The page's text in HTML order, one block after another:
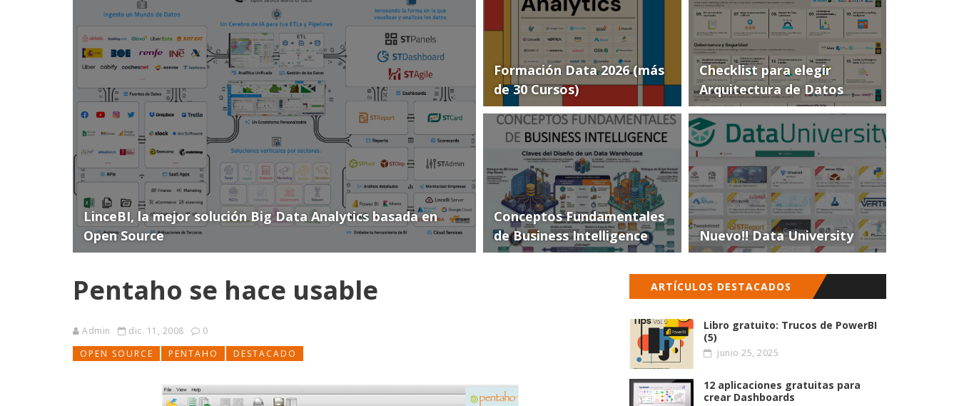
LinceBI, la mejor solución Big Data Analytics basada en
Open Source
Formación Data 2026 (más
de 30 Cursos)
Checklist para elegir
Arquitectura de Datos
Conceptos Fundamentales
de Business Intelligence
Nuevo!! Data University
Pentaho se hace usable
Admin dic. 11, 2008
0
OPEN SOURCE
PENTAHO DESTACADO
ARTÍCULOS DESTACADOS
Libro gratuito: Trucos de PowerBI
(5)
junio 25, 2025
12 aplicaciones gratuitas para
crear Dashboards